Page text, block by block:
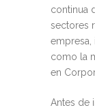
continua
sectores
como la
en
Antes de